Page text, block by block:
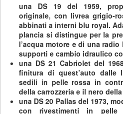
una DS 19 del 1959,
originale, con livrea grigio-
abbinati a interni blu royal.
plancia si distingue per la
l’acqua motore e di una
supporti e cambio idraulico
una DS 21 Cabriolet del
finitura di quest’auto dalle
sedili in pelle rossa in
della carrozzeria e il nero
una DS 20 Pallas del 1973,
con rivestimenti in pelle